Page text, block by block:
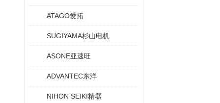
ATAGO爱拓
SUGIYAMA杉山电机
ASONE亚速旺
ADVANTEC东洋
NIHON SEIKI精器